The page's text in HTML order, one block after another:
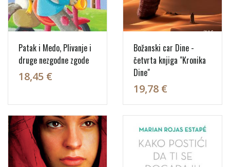
Patak i Medo, Plivanje i
druge nezgodne zgode
18,45 €
Božanski car Dine -
četvrta knjiga "Kronika
Dine"
19,78 €